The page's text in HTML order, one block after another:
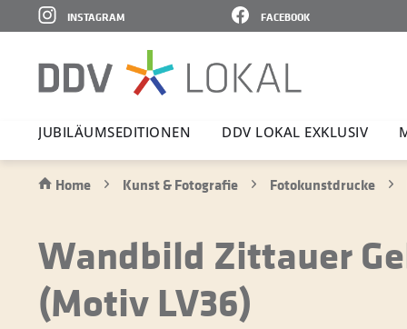
FACEBOOK
INSTAGRAM
JUBI­LÄ­UMS­E­DI­TIONEN DDV LOKAL EXKLUSIV
Home Kunst & Fotografie Fotokunstdrucke
Wandbild Zittauer
(Motiv LV36)